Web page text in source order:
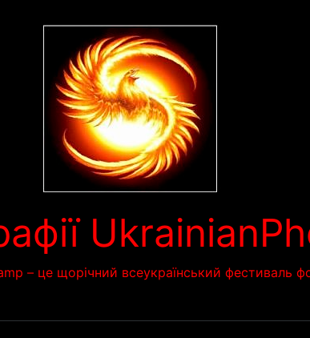
– це щорічний всеукраїнський фестиваль